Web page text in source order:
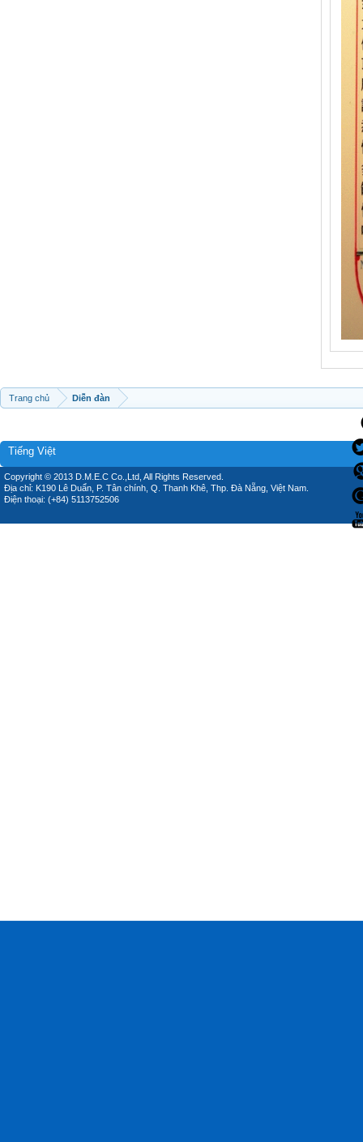
Trang chủ Diễn đàn
Tiếng Việt
Copyright © 2013 D.M.E.C Co.,Ltd, All Rights Reserved.
Địa chỉ: K190 Lê Duẩn, P. Tân chính, Q. Thanh Khê, Thp. Đà Nẵng, Việt Nam.
Điện thoại: (+84) 5113752506